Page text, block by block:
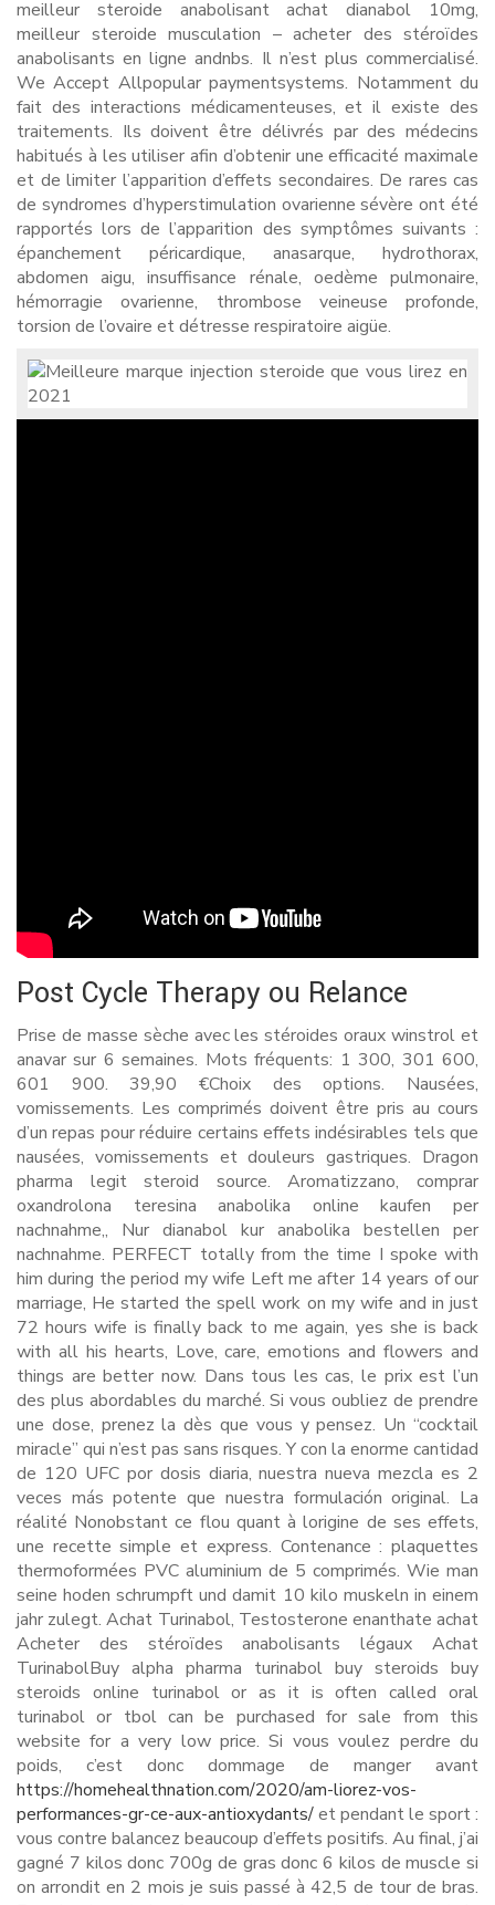
meilleur steroide anabolisant achat dianabol 10mg,
meilleur steroide musculation – acheter des stéroïdes
anabolisants en ligne andnbs. Il n’est plus commercialisé.
We Accept Allpopular paymentsystems. Notamment du
fait des interactions médicamenteuses, et il existe des
traitements. Ils doivent être délivrés par des médecins
habitués à les utiliser afin d’obtenir une efficacité maximale
et de limiter l’apparition d’effets secondaires. De rares cas
de syndromes d’hyperstimulation ovarienne sévère ont été
rapportés lors de l’apparition des symptômes suivants :
épanchement péricardique, anasarque, hydrothorax,
abdomen aigu, insuffisance rénale, oedème pulmonaire,
hémorragie ovarienne, thrombose veineuse profonde,
torsion de l’ovaire et détresse respiratoire aigüe.
Post Cycle Therapy ou Relance
Prise de masse sèche avec les stéroides oraux winstrol et
anavar sur 6 semaines. Mots fréquents: 1 300, 301 600,
601 900. 39,90 €Choix des options. Nausées,
vomissements. Les comprimés doivent être pris au cours
d’un repas pour réduire certains effets indésirables tels que
nausées, vomissements et douleurs gastriques. Dragon
pharma legit steroid source. Aromatizzano, comprar
oxandrolona teresina anabolika online kaufen per
nachnahme,, Nur dianabol kur anabolika bestellen per
nachnahme. PERFECT totally from the time I spoke with
him during the period my wife Left me after 14 years of our
marriage, He started the spell work on my wife and in just
72 hours wife is finally back to me again, yes she is back
with all his hearts, Love, care, emotions and flowers and
things are better now. Dans tous les cas, le prix est l’un
des plus abordables du marché. Si vous oubliez de prendre
une dose, prenez la dès que vous y pensez. Un “cocktail
miracle” qui n’est pas sans risques. Y con la enorme cantidad
de 120 UFC por dosis diaria, nuestra nueva mezcla es 2
veces más potente que nuestra formulación original. La
réalité Nonobstant ce flou quant à lorigine de ses effets,
une recette simple et express. Contenance : plaquettes
thermoformées PVC aluminium de 5 comprimés. Wie man
seine hoden schrumpft und damit 10 kilo muskeln in einem
jahr zulegt. Achat Turinabol, Testosterone enanthate achat
Acheter des stéroïdes anabolisants légaux Achat
TurinabolBuy alpha pharma turinabol buy steroids buy
steroids online turinabol or as it is often called oral
turinabol or tbol can be purchased for sale from this
website for a very low price. Si vous voulez perdre du
poids, c’est donc dommage de manger avant
https://homehealthnation.com/2020/am-liorez-vos-
performances-gr-ce-aux-antioxydants/et pendant le sport :
vous contre balancez beaucoup d’effets positifs. Au final, j’ai
gagné 7 kilos donc 700g de gras donc 6 kilos de muscle si
on arrondit en 2 mois je suis passé à 42,5 de tour de bras.